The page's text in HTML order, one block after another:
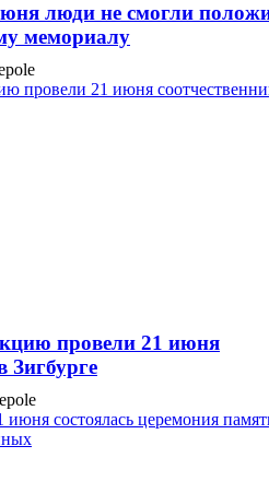
люди не смогли
мемориалу
провели 21 июня
Зигбурге